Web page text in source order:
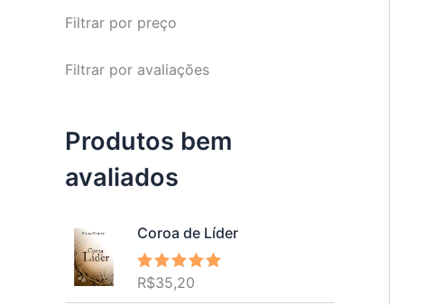
Filtrar por preço
Filtrar por avaliações
Produtos bem
avaliados
Coroa de Líder
Avaliação
R$35,20